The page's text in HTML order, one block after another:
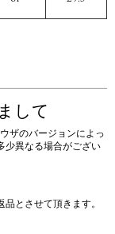
して
ザのバージョンによっ
少異なる場合がござい
とさせて頂きます。